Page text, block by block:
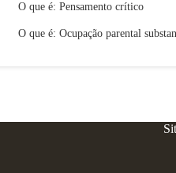
O que é: Pensamento crítico
O que é: Ocupação parental